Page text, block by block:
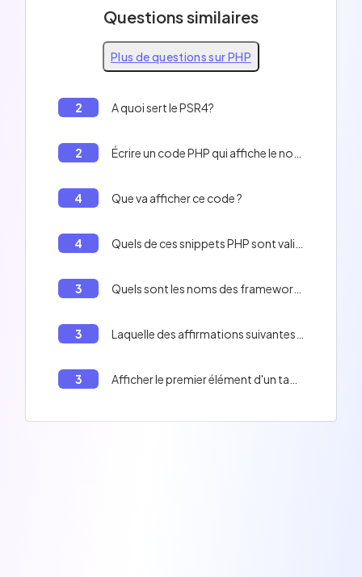
Questions similaires
Plus de questions sur PHP
2 A quoi sert le PSR4?
2
4 Que va afficher ce code ?
4
3
3
3